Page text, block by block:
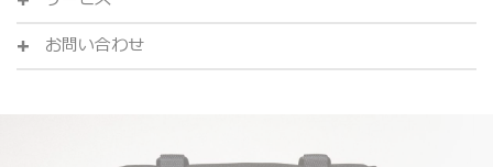
お問い合わせ